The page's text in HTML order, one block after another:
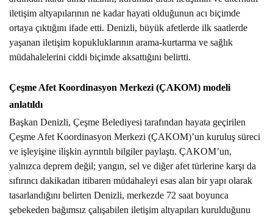
iletişim altyapılarının ne kadar hayati olduğunun acı biçimde
ortaya çıktığını ifade etti. Denizli, büyük afetlerde ilk saatlerde
yaşanan iletişim kopukluklarının arama-kurtarma ve sağlık
müdahalelerini ciddi biçimde aksattığını belirtti.
Çeşme Afet Koordinasyon Merkezi (ÇAKOM) modeli
anlatıldı
Başkan Denizli, Çeşme Belediyesi tarafından hayata geçirilen
Çeşme Afet Koordinasyon Merkezi (ÇAKOM)’un kuruluş süreci
ve işleyişine ilişkin ayrıntılı bilgiler paylaştı. ÇAKOM’un,
yalnızca deprem değil; yangın, sel ve diğer afet türlerine karşı da
sıfırıncı dakikadan itibaren müdahaleyi esas alan bir yapı olarak
tasarlandığını belirten Denizli, merkezde 72 saat boyunca
şebekeden bağımsız çalışabilen iletişim altyapıları kurulduğunu